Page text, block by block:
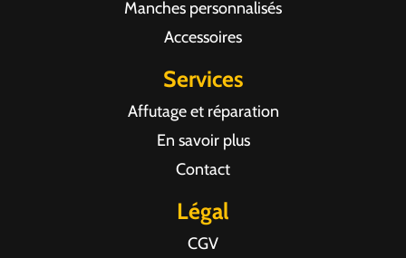
Manches personnalisés
Accessoires
Services
Affutage et réparation
En savoir plus
Contact
Légal
CGV